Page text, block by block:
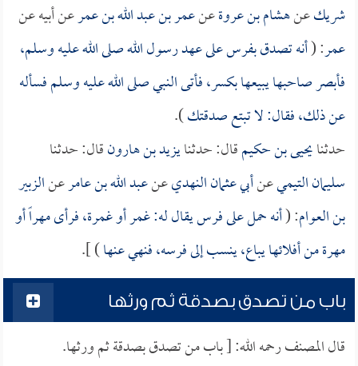
شريكعنهشام بن عروةعنعمر بن عبد الله بن عمرعن أبيه عن
عمر: (أنه تصدق بفرس على عهد رسول الله صلى الله عليه وسلم،
فأبصر صاحبها يبيعها بكسر، فأتى النبي صلى الله عليه وسلم فسأله
عن ذلك، فقال: لا تبتع صدقتك).
حدثنايحيى بن حكيمقال: حدثنايزيد بن هارونقال: حدثنا
سليمان التيميعنأبي عثمان النهديعنعبد الله بن عامرعنالزبير
بن العوام: (أنه حمل على فرس يقال له: غمر أو غمرة، فرأى مهراً أو
مهرة من أفلائها يباع، ينسب إلى فرسه، فنهي عنها) ].
باب من تصدق بصدقة ثم ورثها
قال المصنف رحمه الله: [ باب من تصدق بصدقة ثم ورثها.